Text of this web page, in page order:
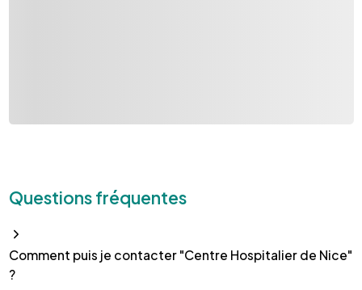
Questions fréquentes
Comment puis je contacter "Centre Hospitalier de Nice"
?